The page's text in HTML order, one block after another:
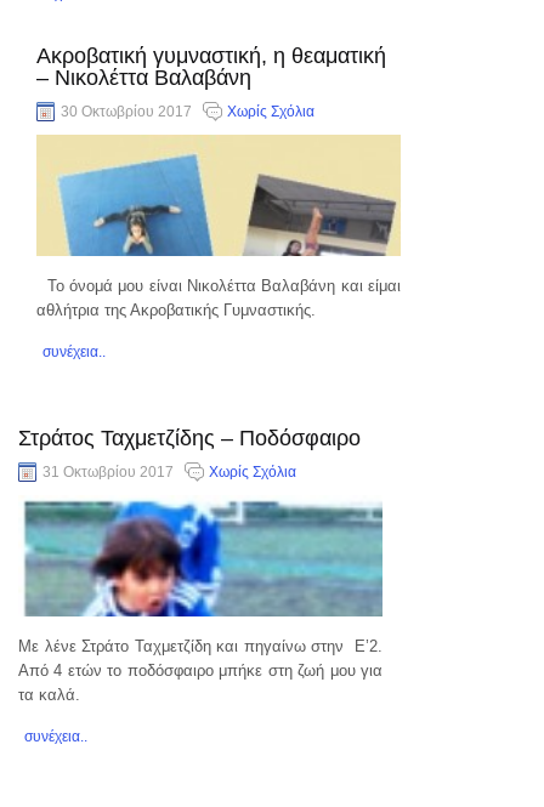
Ακροβατική γυμναστική, η θεαματική
– Νικολέττα Βαλαβάνη
30 Οκτωβρίου 2017 Χωρίς Σχόλια
Το όνομά μου είναι Νικολέττα Βαλαβάνη και είμαι
αθλήτρια της Ακροβατικής Γυμναστικής.
συνέχεια..
Στράτος Ταχμετζίδης – Ποδόσφαιρο
31 Οκτωβρίου 2017 Χωρίς Σχόλια
Με λένε Στράτο Ταχμετζίδη και πηγαίνω στην Ε’2.
Από 4 ετών το ποδόσφαιρο μπήκε στη ζωή μου για
τα καλά.
συνέχεια..